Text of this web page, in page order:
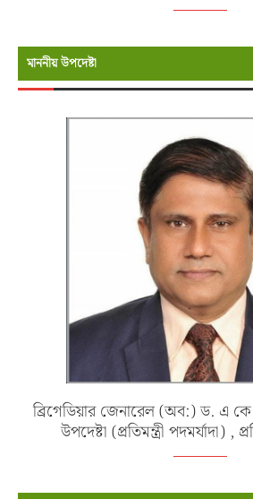
মাননীয় উপদেষ্টা
ব্রিগেডিয়ার জেনারেল (অব:) ড. এ
উপদেষ্টা (প্রতিমন্ত্রী পদমর্যাদা) ,